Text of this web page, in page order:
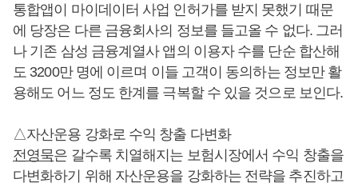
통합앱이 마이데이터 사업 인허가를 받지 못했기 때문
에 당장은 다른 금융회사의 정보를 들고올 수 없다. 그러
나 기존 삼성 금융계열사 앱의 이용자 수를 단순 합산해
도 3200만 명에 이르며 이들 고객이 동의하는 정보만 활
용해도 어느 정도 한계를 극복할 수 있을 것으로 보인다.
△자산운용 강화로 수익 창출 다변화
전영묵은 갈수록 치열해지는 보험시장에서 수익 창출을
다변화하기 위해 자산운용을 강화하는 전략을 추진하고